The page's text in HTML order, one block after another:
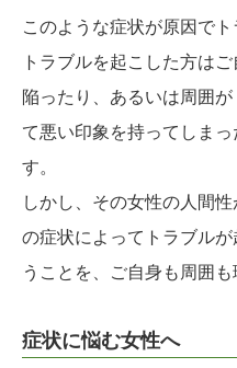
このような症状が原因で
トラブルを起こした方は
陥ったり、あるいは周囲
て悪い印象を持ってしま
す。
しかし、その女性の人間
の症状によってトラブル
うことを、ご自身も周囲
症状に悩む女性へ